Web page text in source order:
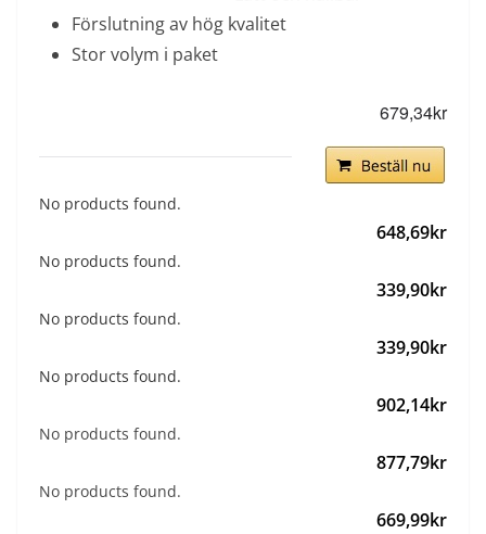
Förslutning av hög kvalitet
Stor volym i paket
679,34kr
No products found.
648,69kr
No products found.
339,90kr
No products found.
339,90kr
No products found.
902,14kr
No products found.
877,79kr
No products found.
669,99kr